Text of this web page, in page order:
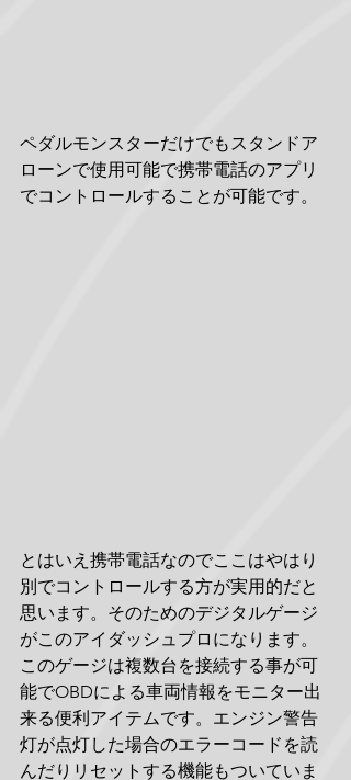
ペダルモンスターだけでもスタンドア
ローンで使用可能で携帯電話のアプリ
でコントロールすることが可能です。
とはいえ携帯電話なのでここはやはり
別でコントロールする方が実用的だと
思います。そのためのデジタルゲージ
がこのアイダッシュプロになります。
このゲージは複数台を接続する事が可
能でOBDによる車両情報をモニター出
来る便利アイテムです。エンジン警告
灯が点灯した場合のエラーコードを読
んだりリセットする機能もついていま